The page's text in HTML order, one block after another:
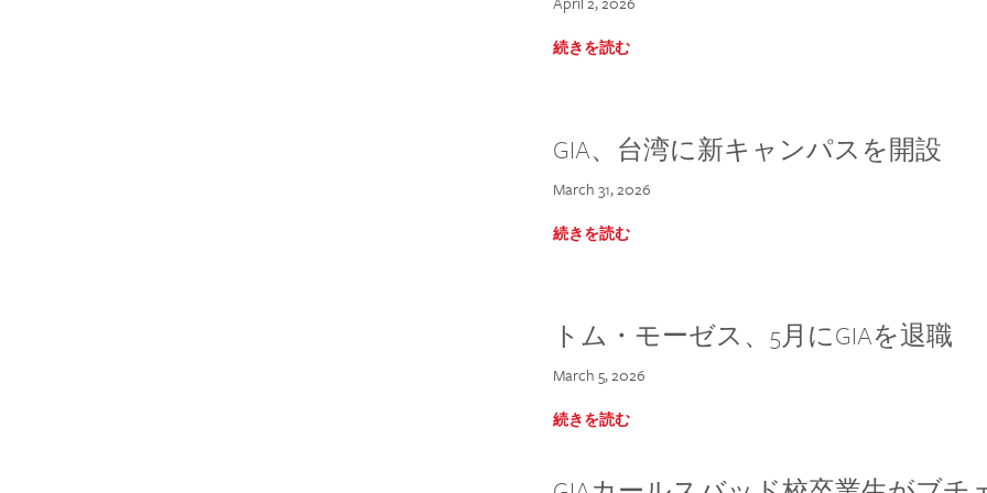
続きを読む
GIA、台湾に新キャンパスを開設
March 31, 2026
続きを読む
トム・モーゼス、5月にGIAを退職
March 5, 2026
続きを読む